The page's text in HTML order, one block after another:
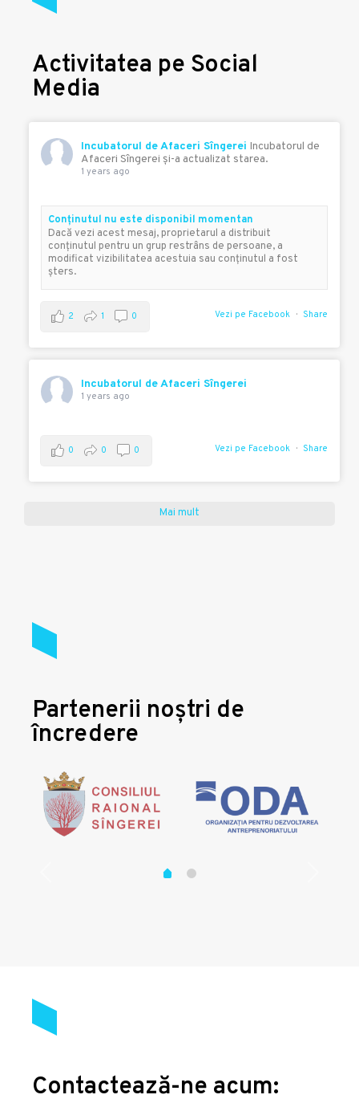
Activitatea pe Social
Media
Incubatorul de Afaceri Sîngerei Incubatorul de
Afaceri Sîngerei şi-a actualizat starea.
1 years ago
Conţinutul nu este disponibil momentan
Dacă vezi acest mesaj, proprietarul a distribuit
conţinutul pentru un grup restrâns de persoane, a
modificat vizibilitatea acestuia sau conţinutul a fost
şters.
Vezi pe Facebook Share
2 1 0
Incubatorul de Afaceri Sîngerei
1 years ago
Vezi pe Facebook Share
0 0 0
Mai mult
Partenerii noștri de
încredere
Contactează-ne acum: